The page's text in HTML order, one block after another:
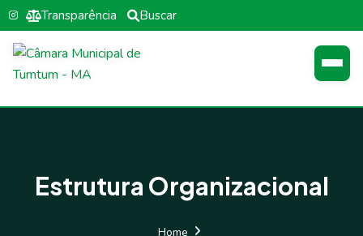
Transparência Buscar
Estrutura Organizacional
Home